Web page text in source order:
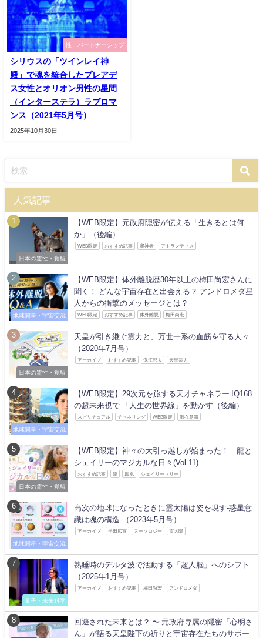
性・パートナーシップ
シリウスの「ツインレイ神
殿」で魂を統合したプレアデ
ス女性とオリオン男性の星間
（インターステラ）ラブロマ
ンス（2021年5月号）
2025年10月30日
人気記事
日本の霊性・覚醒
【WEB限定】元政府隠密が伝える「生きるとは何
か」（後編）
WEB限定 おすすめ記事 審神者 アトランティス
地球開星・宇宙交流
【WEB限定】体外離脱歴30年以上の梅田尚宏さんに
聞く！ どんな宇宙存在と出会える？ アンドロメダ星
人からの衝撃のメッセージとは？
WEB限定 おすすめ記事 体外離脱 梅田尚宏
日本の霊性・覚醒
天皇が引き継ぐ霊力と、万世一系の血筋を守る人々
（2020年7月号）
アーカイブ おすすめ記事 保江邦夫 天皇霊力
地球開星・宇宙交流
【WEB限定】29次元を旅する天才チャネラー IQ168
の超未来視で 「人生の世界線」を動かす（後編）
スピリチュアル チャネリング WEB限定 潜在意識
日本の霊性・覚醒
【WEB限定】神々の大引っ越しが始まった！ 龍と
シェイリーのマジカルな日々(Vol.11)
おすすめ記事 龍 鳳凰 シェイリーマリー
地球開星・宇宙交流
高次の地球になったときに霊太陽は姿を現す-惑星意
識は魂の構造-（2023年5月号）
アーカイブ 半田広宣 ヌーソロジー 霊太陽
量子・未来科学
熟睡時のデルタ波で活動する「超人脳」へのシフト
（2025年1月号）
アーカイブ おすすめ記事 梅田尚宏 アンドロメダ
回避された未来とは？ 〜 元政府専属の隠密「心明さ
ん」が語る天皇陛下の祈りと宇宙存在たちのサポー